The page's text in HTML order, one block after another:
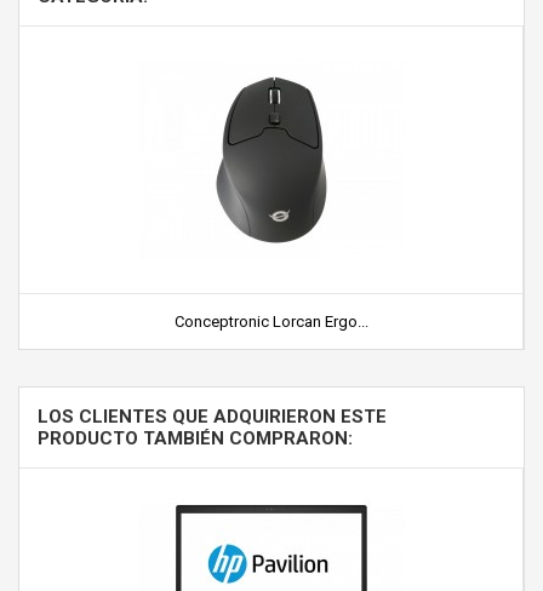
Conceptronic Lorcan Ergo...
LOS CLIENTES QUE ADQUIRIERON ESTE
PRODUCTO TAMBIÉN COMPRARON: